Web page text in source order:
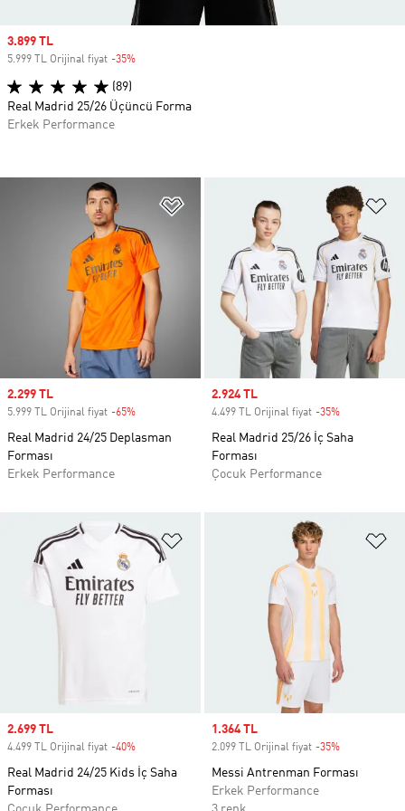
Favori Listesine Ekle
Sale price
2.299 TL
5.999 TL Orijinal fiyat -65%
Real Madrid 24/25 Deplasman
Forması
Erkek Performance
Sale price
2.924 TL
4.499 TL Orijinal fiyat -35%
Real Madrid 25/26 İç Saha
Forması
Çocuk Performance
Favori Listesine Ekle
Sale price
2.699 TL
4.499 TL Orijinal fiyat -40%
Real Madrid 24/25 Kids İç Saha
Forması
Sale price
1.364 TL
2.099 TL Orijinal fiyat -35%
Messi Antrenman Forması
Erkek Performance
Sale price
3.899 TL
5.999 TL Orijinal fiyat -35%
(89)
Real Madrid 25/26 Üçüncü Forma
Erkek Performance